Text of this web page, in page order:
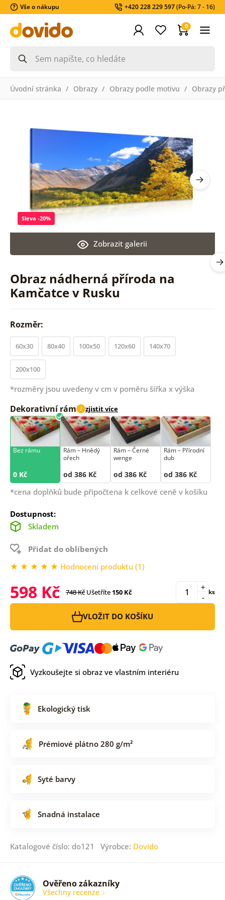
Vše o nákupu +420 228 229 597(Po-Pá: 7 - 16)
0
Úvodní stránka Obrazy Obrazy podle motivu Obrazy
Obraz nádherná příroda na
Kamčatce v Rusku
Zobrazit galerii
Sleva -20%
Rozměr:
60x30 80x40 100x50 120x60 140x70
200x100
*rozměry jsou uvedeny v cm v poměru šířka x výška
Dekorativní rám i zjistit více
Bez rámu
0 Kč
Rám –⁠⁠⁠⁠⁠⁠ Hnědý
ořech
od 386 Kč
Rám –⁠⁠⁠⁠⁠⁠ Černé
wenge
od 386 Kč
Rám –⁠⁠⁠⁠⁠⁠ Přírodní
dub
od 386 Kč
*cena doplňků bude připočtena k celkové ceně v košíku
Dostupnost:
Skladem
Přidat do oblíbených
Hodnocení produktu (1)
598 Kč 748 Kč Ušetříte150 Kč -
+ ks
VLOŽIT DO KOŠÍKU
Vyzkoušejte si obraz ve vlastním interiéru
Ekologický tisk
Prémiové plátno 280 g/m²
Syté barvy
Snadná instalace
Katalogové číslo: do121 Výrobce: Dovido
Ověřeno zákazníky
Všechny recenze